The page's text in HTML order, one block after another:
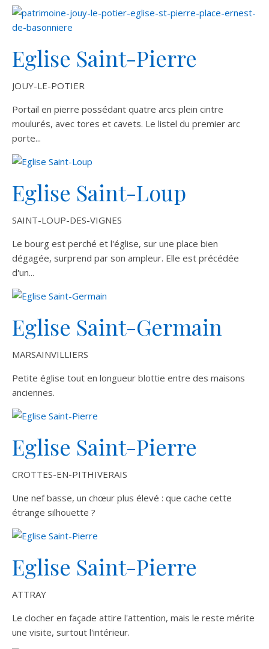
Eglise Saint-Pierre
JOUY-LE-POTIER
Portail en pierre possédant quatre arcs plein cintre
moulurés, avec tores et cavets. Le listel du premier arc
porte...
Eglise Saint-Loup
SAINT-LOUP-DES-VIGNES
Le bourg est perché et l'église, sur une place bien
dégagée, surprend par son ampleur. Elle est précédée
d'un...
Eglise Saint-Germain
MARSAINVILLIERS
Petite église tout en longueur blottie entre des maisons
anciennes.
Eglise Saint-Pierre
CROTTES-EN-PITHIVERAIS
Une nef basse, un chœur plus élevé : que cache cette
étrange silhouette ?
Eglise Saint-Pierre
ATTRAY
Le clocher en façade attire l'attention, mais le reste mérite
une visite, surtout l'intérieur.